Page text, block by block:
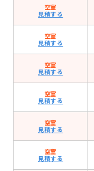
空室
見積する
空室
見積する
空室
見積する
空室
見積する
空室
見積する
空室
見積する